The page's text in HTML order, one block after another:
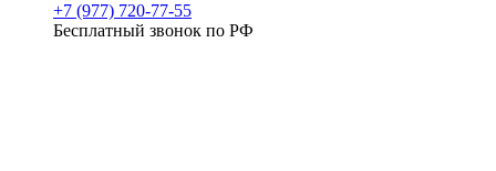
+7 (977) 720-77-55
Бесплатный звонок по РФ